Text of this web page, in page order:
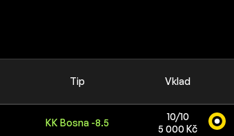
Tip Vklad
KK Bosna -8.5
10/10
5 000 Kč